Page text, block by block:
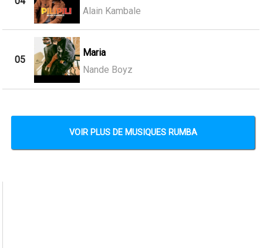
Alain Kambale
05
Maria
Nande Boyz
VOIR PLUS DE MUSIQUES RUMBA